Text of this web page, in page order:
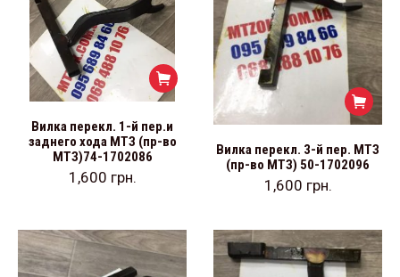
Вилка перекл. 1-й пер.и
заднего хода МТЗ (пр-во
МТЗ)74-1702086
1,600 грн.
Вилка перекл. 3-й пер. МТЗ
(пр-во МТЗ) 50-1702096
1,600 грн.